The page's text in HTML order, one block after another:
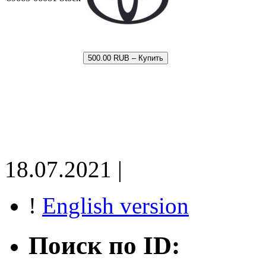
500.00 RUB – Купить
18.07.2021 |
! English version
Поиск по ID: